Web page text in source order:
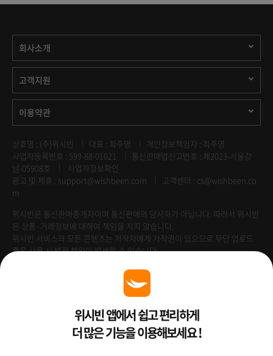
회사소개
고객지원
이용약관
상호명 : (주)위시빈 대표 : 최주영
개인정보책임자 : 최주영
사업자등록번호 : 599-88-01021
통신판매업신고번호 : 제2023-서울강
남-05908호
사업자정보확인
광고 및 제휴 : support@wishbeen.com
고객센터 : cs@wishbeen.co
m
위시빈은 통신판매중개자이며 통신판매의 당사자가 아닙니다. 따라서 위시빈
은 상품·거래정보에 대하여 책임을 지지 않습니다.
위시빈 서비스의 모든 콘텐츠는 저작자에게 저작권이 있으므로 무단 업로드
혹은 사용 시 법적 책임이 발생할 수 있습니다.
Venture Enterprise위시빈 앱에서 쉽고 편리하게
더 많은 기능을 이용해보세요 !